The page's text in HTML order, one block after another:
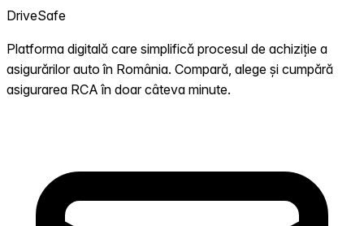
DriveSafe
Platforma digitală care simplifică procesul de achiziție a
asigurărilor auto în România. Compară, alege și cumpără
asigurarea RCA în doar câteva minute.